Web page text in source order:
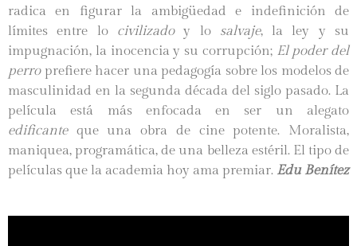
radica en figurar la ambigüedad e indefinición de
límites entre lo civilizadoy lo salvaje, la ley y su
impugnación, la inocencia y su corrupción; El poder del
perroprefiere hacer una pedagogía sobre los modelos de
masculinidad en la segunda década del siglo pasado. La
película está más enfocada en ser un alegato
edificanteque una obra de cine potente. Moralista,
maniquea, programática, de una belleza estéril. El tipo de
películas que la academia hoy ama premiar. Edu Benítez